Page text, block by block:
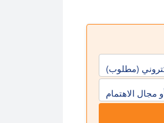
(مطلوب)
مجال الاهتمام